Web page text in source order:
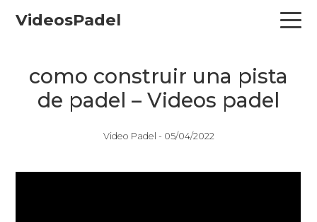
VideosPadel
como construir una pista
de padel – Videos padel
Video Padel - 05/04/2022